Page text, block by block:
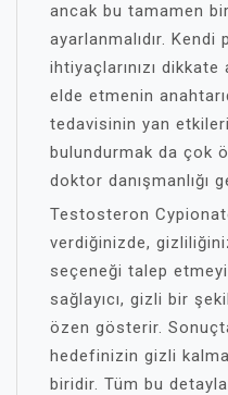
ancak bu tamamen
ayarlanmalıdır. Kendi
ihtiyaçlarınızı
elde etmenin
tedavisinin yan
bulundurmak da çok
doktor danışmanlığı
Testosteron
verdiğinizde,
seçeneği talep
sağlayıcı, gizli bir
özen gösterir.
hedefinizin gizli
biridir. Tüm bu